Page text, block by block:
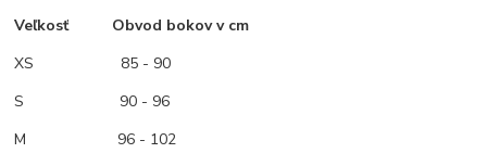
Veľkosť Obvod bokov v cm
XS
85 - 90
S 90 - 96
M
96 - 102